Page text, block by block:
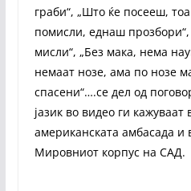
граби“, „Што ќе посееш,
помисли, еднаш
мисли“, „Без мака, нема
немаат нозе, ама по нозе
спасени“….се дел од
јазик во видео ги кажуваат
американската амбасада и
Мировниот корпус на САД.